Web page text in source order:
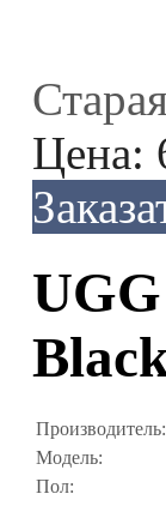
Цена:
Производитель:
Модель:
Пол: